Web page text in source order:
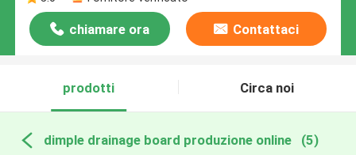
chiamare ora Contattaci
prodotti Circa noi
dimple drainage board produzione online (5)